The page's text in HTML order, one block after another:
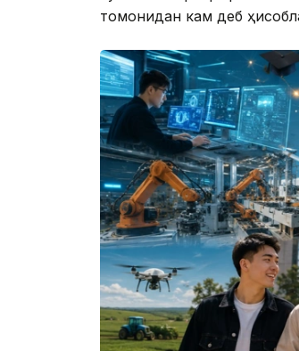
томонидан кам деб